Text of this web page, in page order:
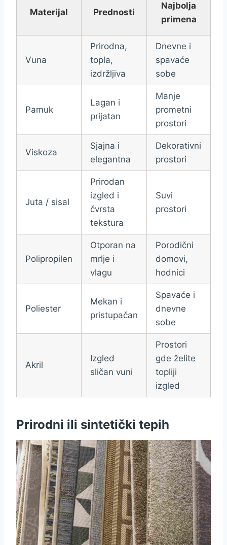
Materijal Prednosti
Najbolja
primena
Vuna
Prirodna,
topla,
izdržljiva
Dnevne i
spavaće
sobe
Pamuk
Lagan i
prijatan
Manje
prometni
prostori
Viskoza
Sjajna i
elegantna
Dekorativni
prostori
Juta / sisal
Prirodan
izgled i
čvrsta
tekstura
Suvi
prostori
Polipropilen
Otporan na
mrlje i
vlagu
Porodični
domovi,
hodnici
Poliester
Mekan i
pristupačan
Spavaće i
dnevne
sobe
Akril
Izgled
sličan vuni
Prostori
gde želite
topliji
izgled
Prirodni ili sintetički tepih